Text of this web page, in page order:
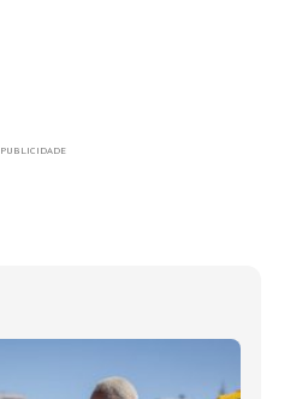
PUBLICIDADE